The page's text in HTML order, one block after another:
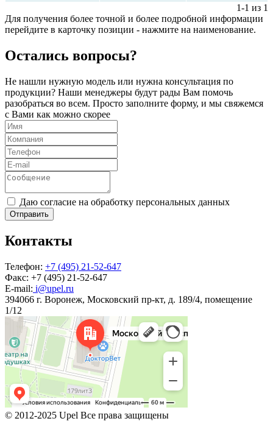
1-1 из 1
Для получения более точной и более подробной информации
перейдите в карточку позиции - нажмите на наименование.
Остались вопросы?
Не нашли нужную модель или нужна консультация по
продукции? Наши менеджеры будут рады Вам помочь
разобраться во всем. Просто заполните форму, и мы свяжемся
с Вами как можно скорее
Даю согласие на обработку персональных данных
Отправить
Контакты
Телефон: +7 (495) 21-52-647
Факс: +7 (495) 21-52-647
E-mail: i@upel.ru
394066 г. Воронеж, Московский пр-кт, д. 189/4, помещение
1/12
© 2012-2025 Upel Все права защищены